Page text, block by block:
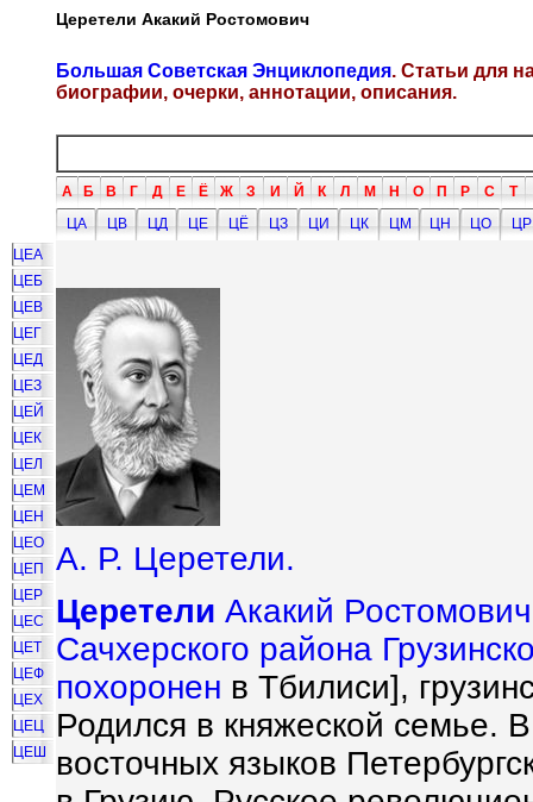
Церетели Акакий Ростомович
Большая Советская Энциклопедия. Статьи для
биографии, очерки, аннотации, описания.
А Б В Г Д Е Ё Ж З И Й К Л М Н О П Р С Т
ЦА
ЦВ ЦД ЦЕ ЦЁ ЦЗ ЦИ ЦК ЦМ ЦН ЦО
ЦР
ЦЕА
ЦЕБ
ЦЕВ
ЦЕГ
ЦЕД
ЦЕЗ
ЦЕЙ
ЦЕК
ЦЕЛ
ЦЕМ
ЦЕН
ЦЕО
ЦЕП
ЦЕР
ЦЕС
ЦЕТ
ЦЕФ
ЦЕХ
ЦЕЦ
ЦЕШ
А. Р. Церетели.
Церетели Акакий
Сачхерского района
похоронен в Тбилиси],
Родился в княжеской семье.
восточных языков